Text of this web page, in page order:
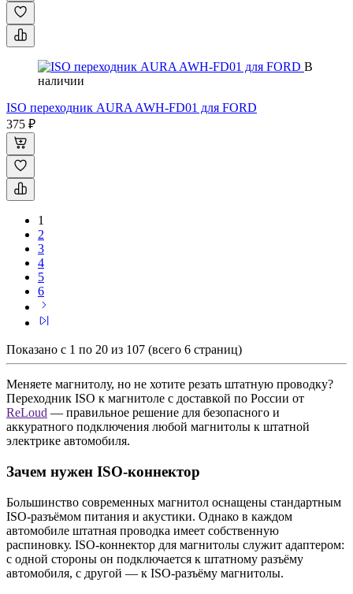
В
наличии
ISO переходник AURA AWH-FD01 для FORD
375 ₽
1
2
3
4
5
6
Показано с 1 по 20 из 107 (всего 6 страниц)
Меняете магнитолу, но не хотите резать штатную проводку?
Переходник ISO к магнитоле с доставкой по России от
ReLoud — правильное решение для безопасного и
аккуратного подключения любой магнитолы к штатной
электрике автомобиля.
Зачем нужен ISO-коннектор
Большинство современных магнитол оснащены стандартным
ISO-разъёмом питания и акустики. Однако в каждом
автомобиле штатная проводка имеет собственную
распиновку. ISO-коннектор для магнитолы служит адаптером:
с одной стороны он подключается к штатному разъёму
автомобиля, с другой — к ISO-разъёму магнитолы.